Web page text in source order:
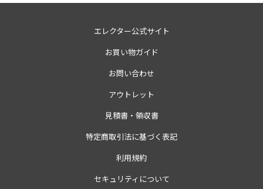
エレクター公式サイト
お買い物ガイド
お問い合わせ
アウトレット
見積書・領収書
特定商取引法に基づく表記
利用規約
セキュリティについて